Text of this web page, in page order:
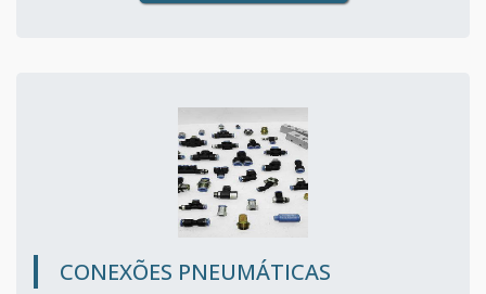
CONEXÕES PNEUMÁTICAS